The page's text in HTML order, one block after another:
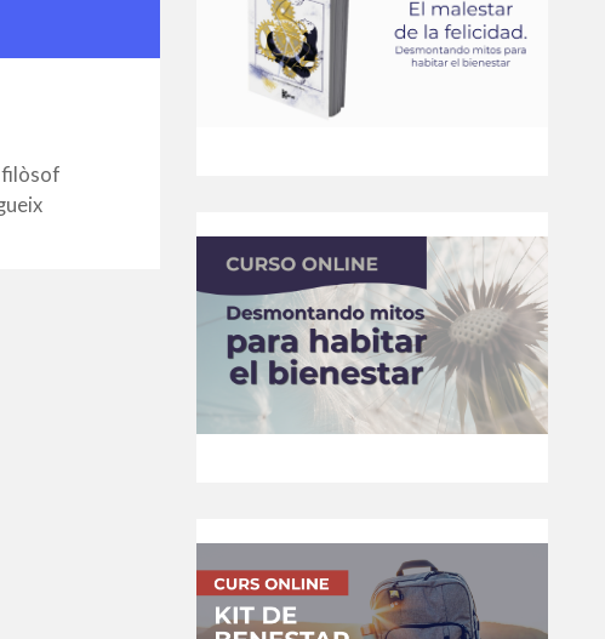
filòsof